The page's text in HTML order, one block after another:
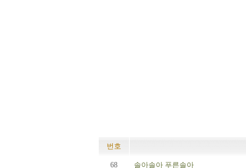
번호
68 솔아솔아 푸른솔아